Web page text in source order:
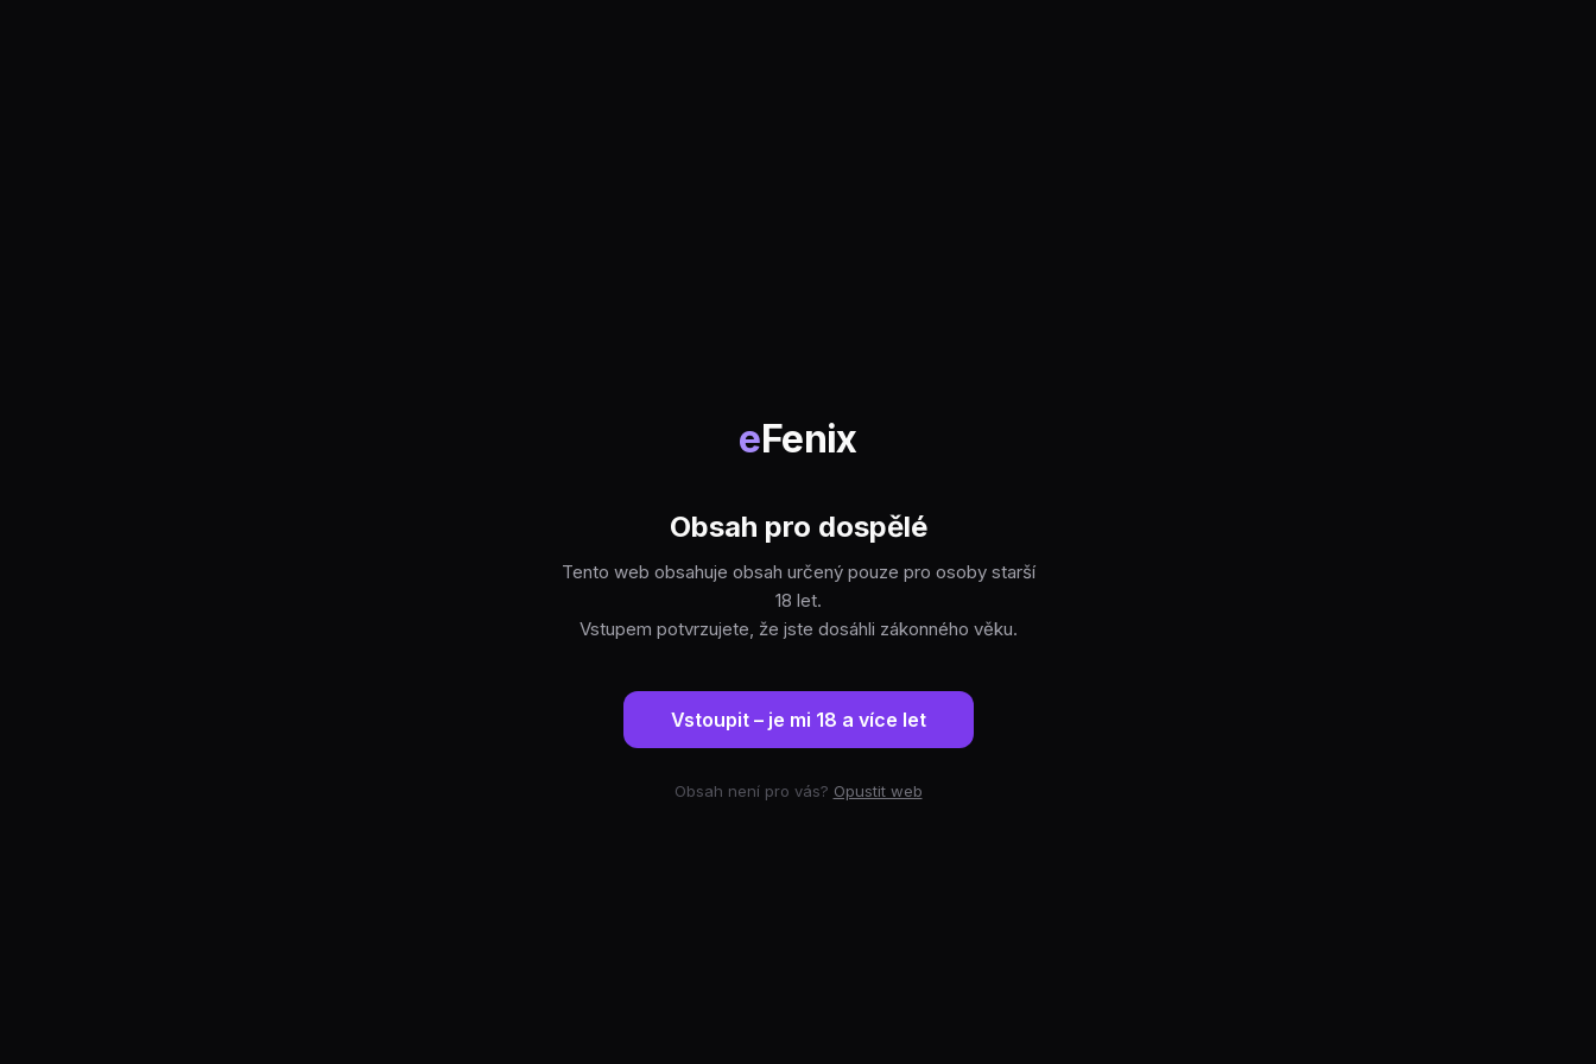
eFenix
Obsah pro dospělé
Tento web obsahuje obsah určený pouze pro osoby starší
18 let.
Vstupem potvrzujete, že jste dosáhli zákonného věku.
Vstoupit – je mi 18 a více let
Obsah není pro vás? Opustit web